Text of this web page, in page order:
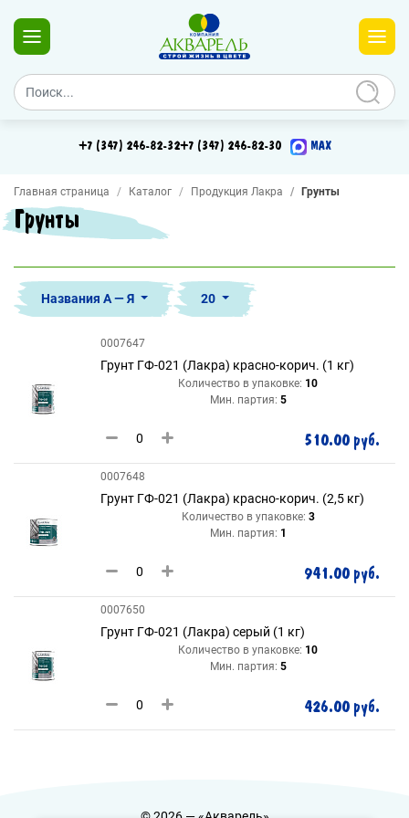
+7 (347) 246-82-32+7 (347) 246-82-30 MAX
Главная страница Каталог Продукция Лакра Грунты
Грунты
Названия А — Я 20
0007647
Грунт ГФ-021 (Лакра) красно-корич. (1 кг)
Количество в упаковке: 10
Мин. партия: 5
510.00 руб.
0007648
Грунт ГФ-021 (Лакра) красно-корич. (2,5 кг)
Количество в упаковке: 3
Мин. партия: 1
941.00 руб.
0007650
Грунт ГФ-021 (Лакра) серый (1 кг)
Количество в упаковке: 10
Мин. партия: 5
426.00 руб.